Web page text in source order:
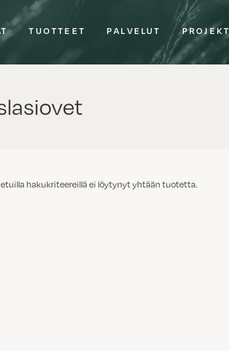
TUOTTEET PALVELUT
hakukriteereillä ei löytynyt yhtään tuotetta.